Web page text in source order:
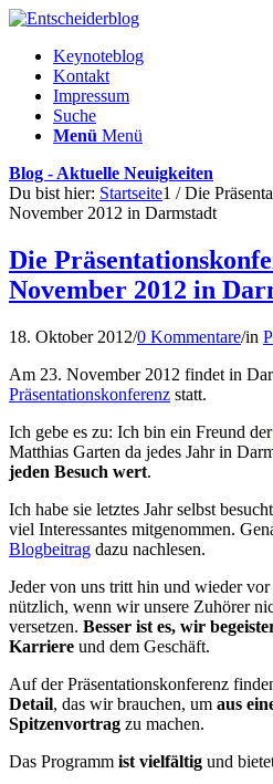
Keynoteblog
Kontakt
Impressum
Suche
Menü Menü
Blog - Aktuelle Neuigkeiten
Du bist hier: Startseite1 / Die
November 2012 in Darmstadt
Die
November 2012 in
18. Oktober 2012/0 Kommentare/in
Am 23. November 2012 findet in
Präsentationskonferenz statt.
Ich gebe es zu: Ich bin ein Freund der
Matthias Garten da jedes Jahr in
jeden Besuch wert.
Ich habe sie letztes Jahr selbst
viel Interessantes mitgenommen.
Blogbeitrag dazu nachlesen.
Jeder von uns tritt hin und wieder
nützlich, wenn wir unsere Zuhörer
versetzen. Besser ist es, wir
Karriere und dem Geschäft.
Auf der Präsentationskonferenz
Detail, das wir brauchen, um aus
Spitzenvortrag zu machen.
Das Programm ist vielfältig und